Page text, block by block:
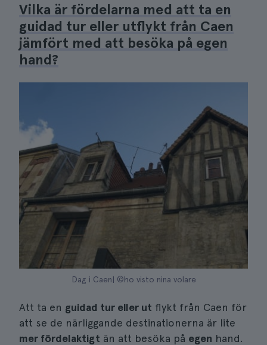
Vilka är fördelarna med att ta en
guidad tur eller utflykt från Caen
jämfört med att besöka på egen
hand?
Dag i Caen| ©ho visto nina volare
Att ta en guidad tur eller ut flykt från Caen för
att se de närliggande destinationerna är lite
mer fördelaktigt än att besöka på egen hand.